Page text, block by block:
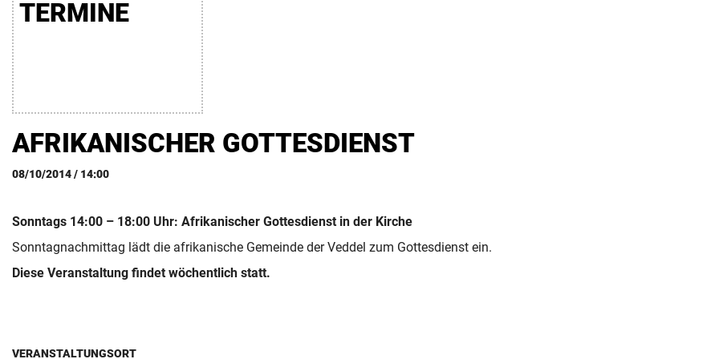
FÖRDERER
TERMINE
AFRIKANISCHER GOTTESDIENST
08/10/2014 / 14:00
Sonntags 14:00 – 18:00 Uhr: Afrikanischer Gottesdienst in der Kirche
Sonntagnachmittag lädt die afrikanische Gemeinde der Veddel zum Gottesdienst ein.
Diese Veranstaltung findet wöchentlich statt.
VERANSTALTUNGSORT